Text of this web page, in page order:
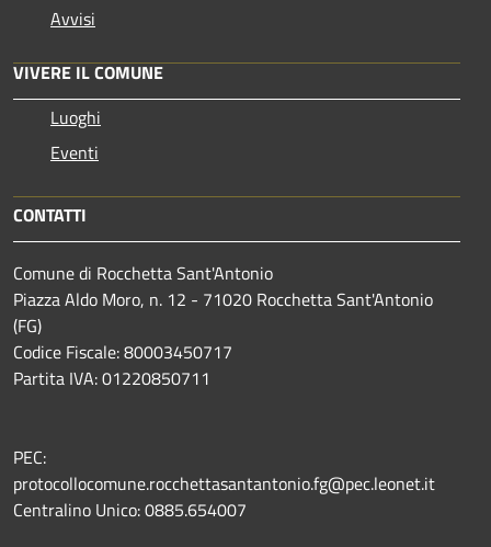
Avvisi
VIVERE IL COMUNE
Luoghi
Eventi
CONTATTI
Comune di Rocchetta Sant'Antonio
Piazza Aldo Moro, n. 12 - 71020 Rocchetta Sant'Antonio
(FG)
Codice Fiscale: 80003450717
Partita IVA: 01220850711
PEC:
protocollocomune.rocchettasantantonio.fg@pec.leonet.it
Centralino Unico: 0885.654007